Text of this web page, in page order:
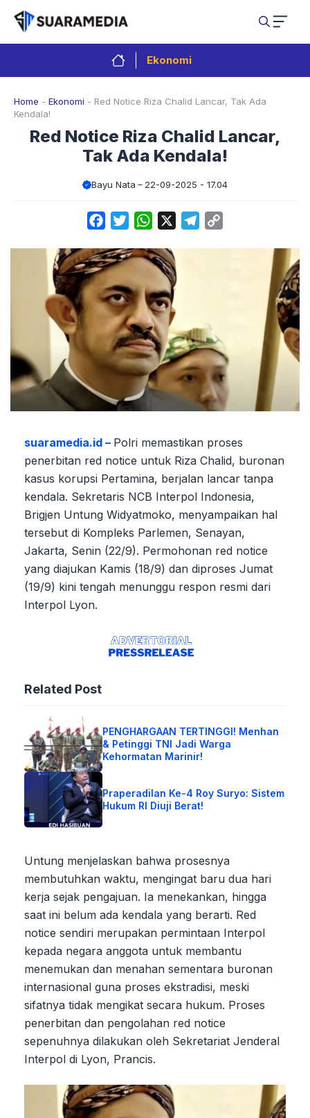
Langsung
isi
Ekonomi
Home - Ekonomi - Red Notice Riza Chalid Lancar, Tak Ada
Kendala!
Red Notice Riza Chalid Lancar,
Tak Ada Kendala!
Bayu Nata 22-09-2025 - 17.04
FacebookTwitterWhatsApp Telegram
suaramedia.id – Polri memastikan proses
penerbitan red notice untuk Riza Chalid, buronan
kasus korupsi Pertamina, berjalan lancar tanpa
kendala. Sekretaris NCB Interpol Indonesia,
Brigjen Untung Widyatmoko, menyampaikan hal
tersebut di Kompleks Parlemen, Senayan,
Jakarta, Senin (22/9). Permohonan red notice
yang diajukan Kamis (18/9) dan diproses Jumat
(19/9) kini tengah menunggu respon resmi dari
Interpol Lyon.
Related Post
PENGHARGAAN TERTINGGI! Menhan
& Petinggi TNI Jadi Warga
Kehormatan Marinir!
Praperadilan Ke-4 Roy Suryo: Sistem
Hukum RI Diuji Berat!
Untung menjelaskan bahwa prosesnya
membutuhkan waktu, mengingat baru dua hari
kerja sejak pengajuan. Ia menekankan, hingga
saat ini belum ada kendala yang berarti. Red
notice sendiri merupakan permintaan Interpol
kepada negara anggota untuk membantu
menemukan dan menahan sementara buronan
internasional guna proses ekstradisi, meski
sifatnya tidak mengikat secara hukum. Proses
penerbitan dan pengolahan red notice
sepenuhnya dilakukan oleh Sekretariat Jenderal
Interpol di Lyon, Prancis.